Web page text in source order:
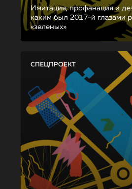
Имитация, профанация и
каким был 2017-й глазами
«зеленых»
СПЕЦПРОЕКТ